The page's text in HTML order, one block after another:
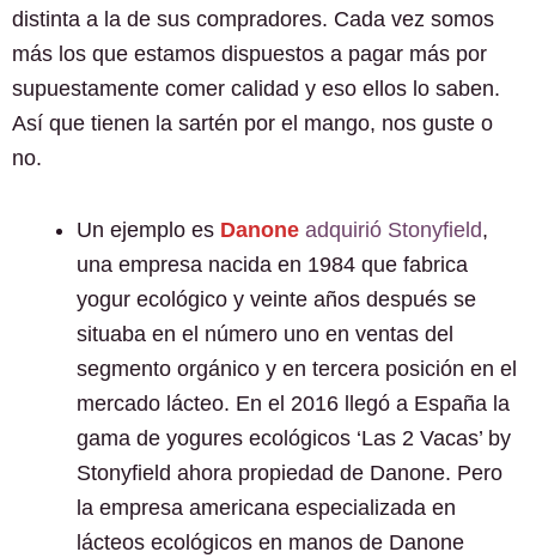
distinta a la de sus compradores. Cada vez somos
más los que estamos dispuestos a pagar más por
supuestamente comer calidad y eso ellos lo saben.
Así que tienen la sartén por el mango, nos guste o
no.
Un ejemplo es Danone adquirió Stonyfiel d,
una empresa nacida en 1984 que fabrica
yogur ecológico y veinte años después se
situaba en el número uno en ventas del
segmento orgánico y en tercera posición en el
mercado lácteo. En el 2016 llegó a España la
gama de yogures ecológicos ‘Las 2 Vacas’ by
Stonyfield ahora propiedad de Danone. Pero
la empresa americana especializada en
lácteos ecológicos en manos de Danone